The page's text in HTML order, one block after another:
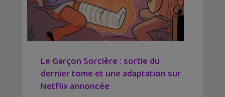
Le Garçon Sorcière : sortie du
dernier tome et une adaptation sur
Netflix annoncée